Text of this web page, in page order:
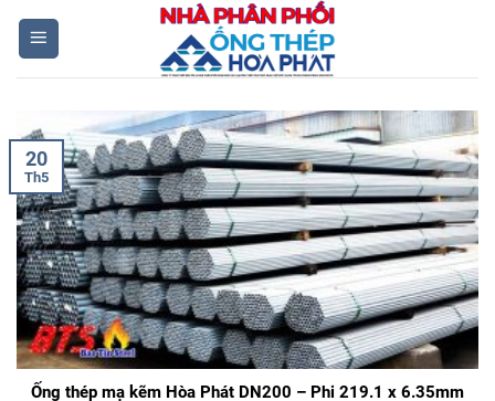
Skip
content
Ống thép mạ kẽm Hòa Phát DN200 – Phi 219.1 x 6.35mm
20
Th5